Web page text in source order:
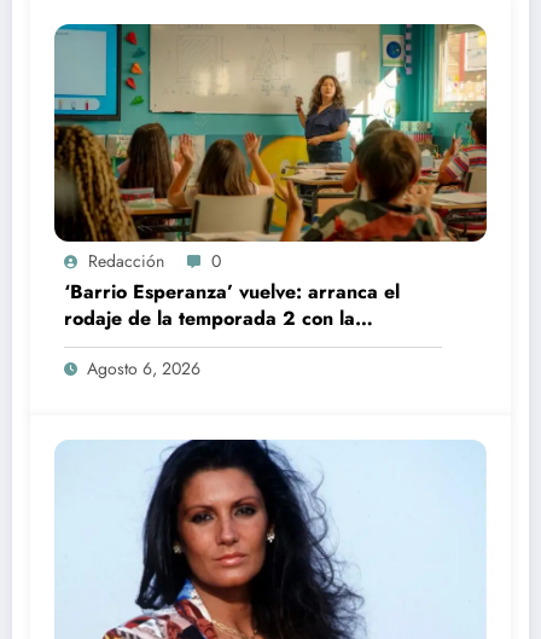
Redacción 0
‘Barrio Esperanza’ vuelve: arranca el
rodaje de la temporada 2 con la
incorporación de María Castro
Agosto 6, 2026